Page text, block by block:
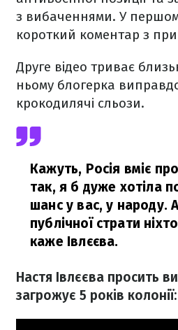
з вибаченнями. У
короткий коментар з
Друге відео триває
ньому блогерка
крокодилячі сльози.
Кажуть, Росія вміє
так, я б дуже хотіла
шанс у вас, у народу.
публічної страти
каже Івлєєва.
Настя Івлєєва просить
загрожує 5 років